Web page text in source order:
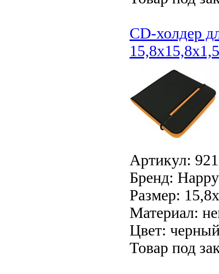
CD-холдер
Артикул:
Бренд:
Размер:
Материал:
Цвет:
Товар под